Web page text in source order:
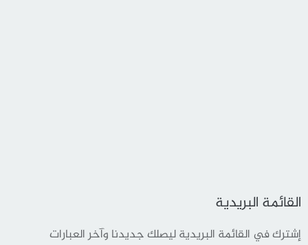
القائمة البريدية
إشترك في القائمة البريدية ليصلك جديدنا وآخر العبارات